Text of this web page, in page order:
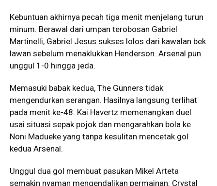
Kebuntuan akhirnya pecah tiga menit menjelang turun
minum. Berawal dari umpan terobosan Gabriel
Martinelli, Gabriel Jesus sukses lolos dari kawalan bek
lawan sebelum menaklukkan Henderson. Arsenal pun
unggul 1-0 hingga jeda.
Memasuki babak kedua, The Gunners tidak
mengendurkan serangan. Hasilnya langsung terlihat
pada menit ke-48. Kai Havertz memenangkan duel
usai situasi sepak pojok dan mengarahkan bola ke
Noni Madueke yang tanpa kesulitan mencetak gol
kedua Arsenal.
Unggul dua gol membuat pasukan Mikel Arteta
semakin nyaman mengendalikan permainan. Crystal